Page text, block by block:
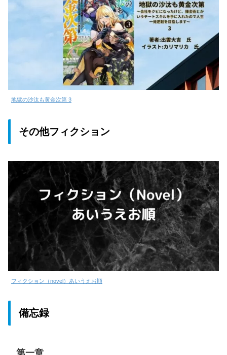
地獄の沙汰も黄金次第 3
その他フィクション
フィクション（novel）あいうえお順
備忘録